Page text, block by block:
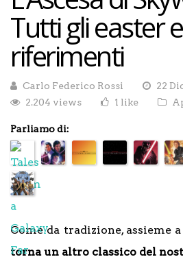
Tutti gli easter
riferimenti
Carlo Federico Rossi
22
2.204 views
1 like
Parliamo di:
Come da tradizione, assieme
torna un altro classico del